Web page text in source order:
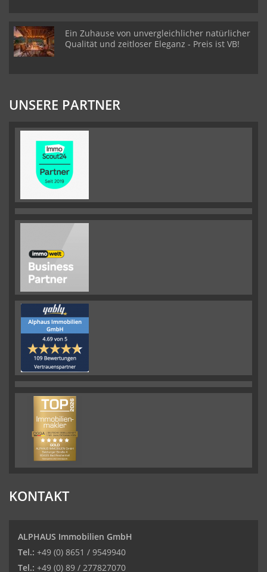
Ein Zuhause von unvergleichlicher natürlicher
Qualität und zeitloser Eleganz - Preis ist VB!
UNSERE PARTNER
KONTAKT
ALPHAUS Immobilien GmbH
Tel.: +49 (0) 8651 / 9549940
Tel.: +49 (0) 89 / 277827070